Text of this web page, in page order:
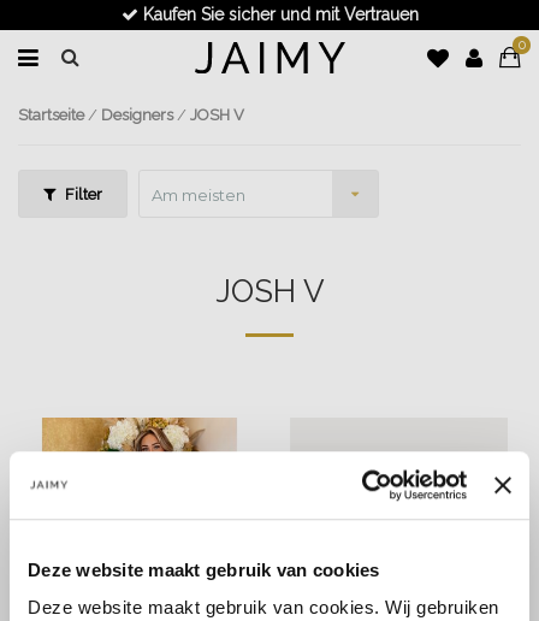
Deze website maakt gebruik van cookies
Deze website maakt gebruik van cookies. Wij gebruiken
Kaufen Sie sicher und mit Vertrauen
0
Startseite/ Designers/ JOSH V
Filter Am meisten
JOSH V